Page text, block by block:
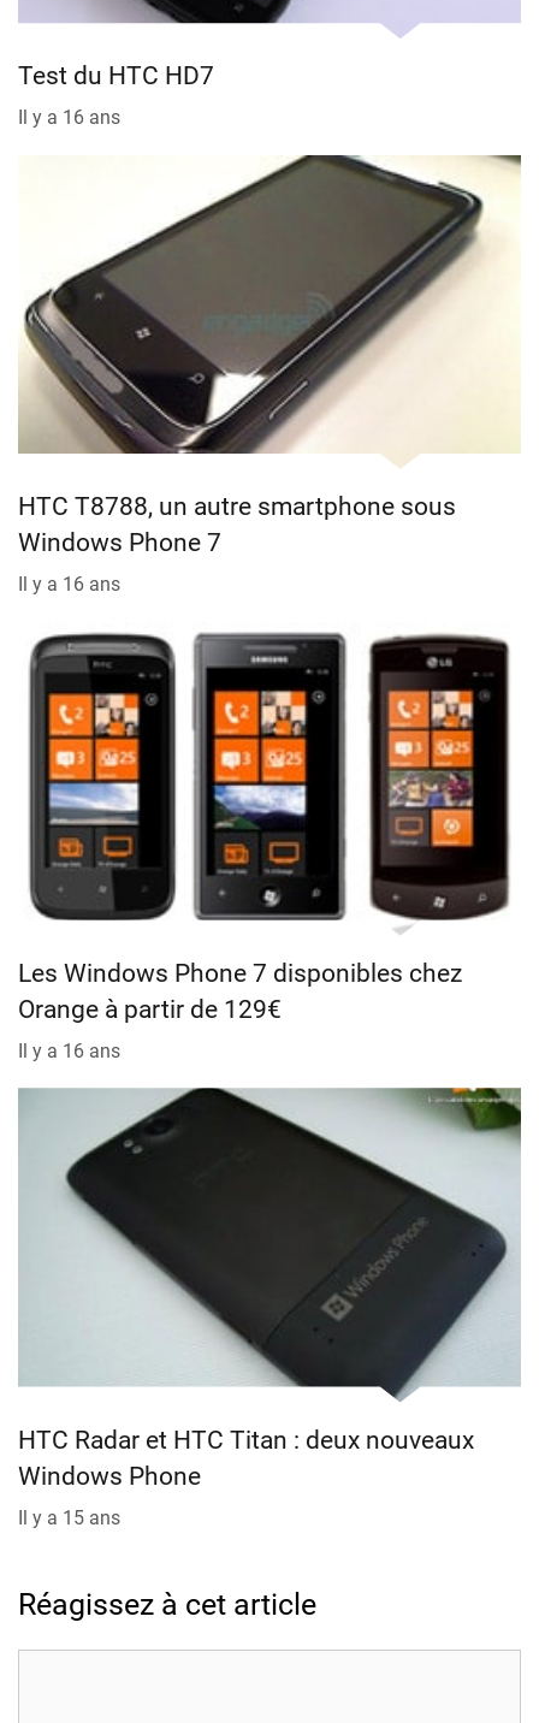
Test du HTC HD7
Il y a 16 ans
HTC T8788, un autre smartphone sous
Windows Phone 7
Il y a 16 ans
Les Windows Phone 7 disponibles chez
Orange à partir de 129€
Il y a 16 ans
HTC Radar et HTC Titan : deux nouveaux
Windows Phone
Il y a 15 ans
Réagissez à cet article